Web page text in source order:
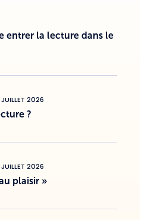
entrer la lecture dans le
2026
?
2026
plaisir »